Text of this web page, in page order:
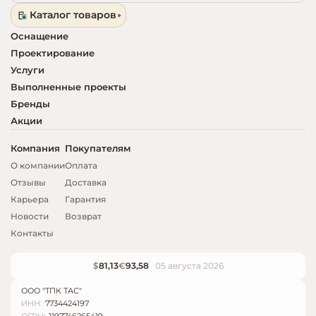
Каталог товаров
Оснащение
Проектирование
Услуги
Выполненные проекты
Бренды
Акции
Компания
О компании
Отзывы
Карьера
Новости
Контакты
Покупателям
Оплата
Доставка
Гарантия
Возврат
$81,13€93,58 05 августа 2026
ООО "ТПК ТАС"
ИНН: 7734424197